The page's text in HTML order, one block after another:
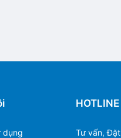
dụng
HOTLINE
Tư vấn,